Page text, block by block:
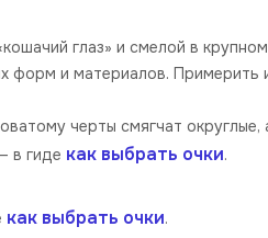
глаз» и смелой в
форм и материалов. Примерить
черты смягчат округлые,
в гиде как выбрать очки.
как выбрать очки.